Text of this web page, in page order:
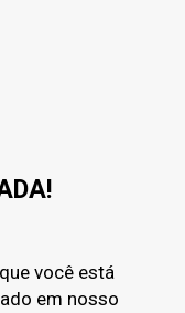
você está
em nosso